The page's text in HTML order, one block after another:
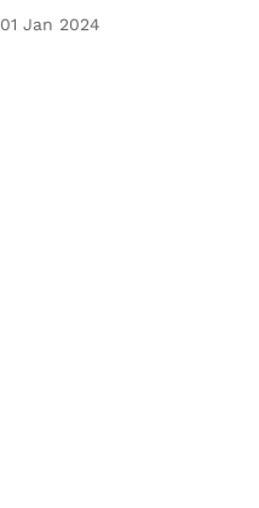
01 Jan 2024